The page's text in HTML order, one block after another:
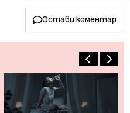
Остави коментар